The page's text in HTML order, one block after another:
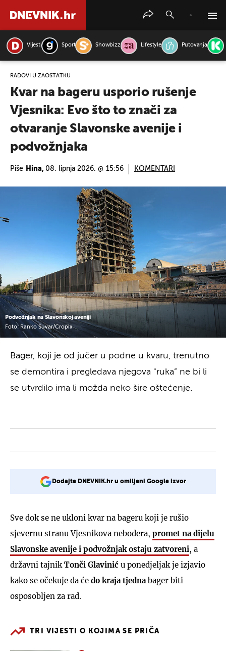
Vijesti Sport Showbizz Lifestyle Putovanja
RADOVI U ZAOSTATKU
Kvar na bageru usporio rušenje
Vjesnika: Evo što to znači za
otvaranje Slavonske avenije i
podvožnjaka
Piše Hina, 08. lipnja 2026. @ 15:56 KOMENTARI
Podvožnjak na Slavonskoj aveniji
Foto: Ranko Suvar/Cropix
Bager, koji je od jučer u podne u kvaru, trenutno
se demontira i pregledava njegova "ruka” ne bi li
se utvrdilo ima li možda neko šire oštećenje.
Dodajte DNEVNIK.hr u omiljeni Google izvor
Sve dok se ne ukloni kvar na bageru koji je rušio
sjevernu stranu Vjesnikova nebodera, promet na dijelu
Slavonske avenije i podvožnjak ostaju zatvoreni, a
državni tajnik Tonči Glavinić u ponedjeljak je izjavio
kako se očekuje da će do kraja tjedna bager biti
osposobljen za rad.
TRI VIJESTI O KOJIMA SE PRIČA
PRETRAŽITE VIJESTI